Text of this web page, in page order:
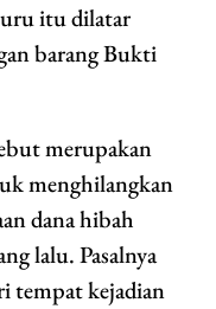
itu dilatar
barang Bukti
merupakan
menghilangkan
dana hibah
lalu. Pasalnya
tempat kejadian